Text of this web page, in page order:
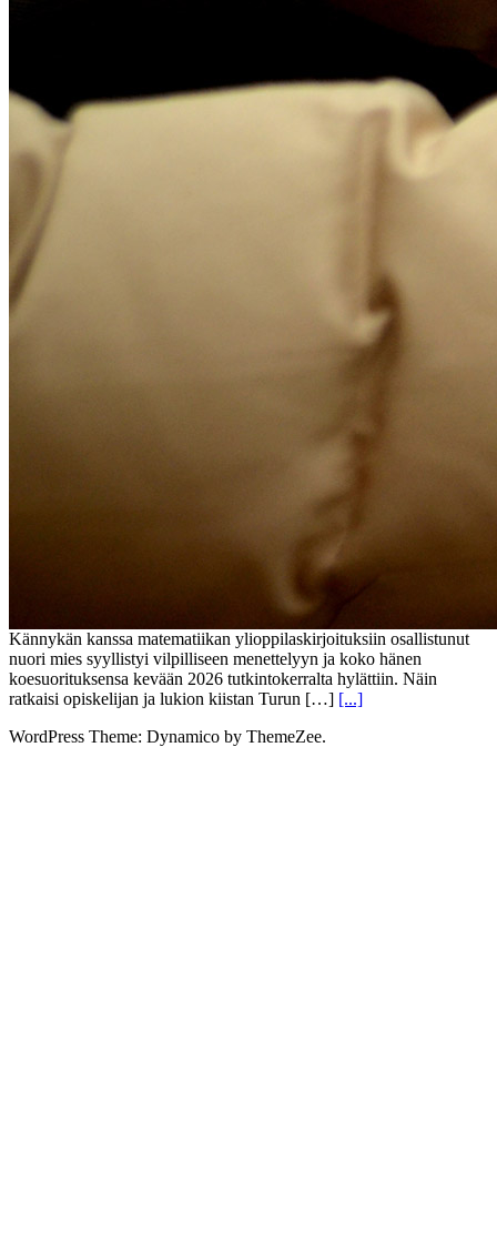
Kännykän kanssa matematiikan ylioppilaskirjoituksiin osallistunut
nuori mies syyllistyi vilpilliseen menettelyyn ja koko hänen
koesuorituksensa kevään 2026 tutkintokerralta hylättiin. Näin
ratkaisi opiskelijan ja lukion kiistan Turun […] [...]
WordPress Theme: Dynamico by ThemeZee.